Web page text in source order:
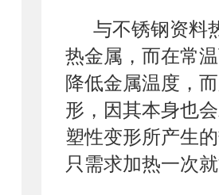
与不锈钢资料
热金属，而在常
降低金属温度，
形，因其本身也
塑性变形所产生
只需求加热一次